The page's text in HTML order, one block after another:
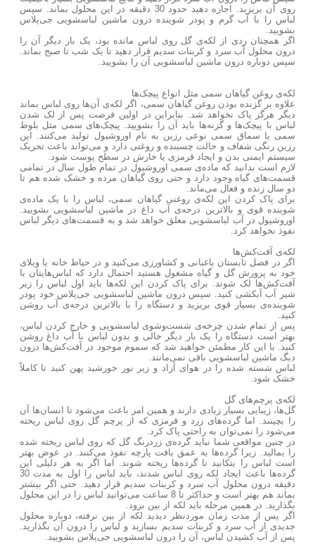
روی آن بریزید. اجازه دهید حدود 30 دقیقه در این محلول بماند. سپس
لباس را با آب گرم و پودر شوینده درون ماشین لباسشویی جی‌پلاس
بشویید.
اگر همچنان ردی از لکه‌ی گل روی لباس مانده بود، یک بار دیگر آن را
درون محلول آب سرد و کربنات سدیم قرار دهید تا یک شب تا صبح بماند.
سپس دوباره درون ماشین لباسشویی آن را بشویید.
لکه‌ی روغن گیاهان سمی مثل انواع پیچک‌ها
علاوه بر گزنده بودن روغن گیاهان سمی، اگر لکه‌ی آن‌ها روی لباس بماند
دیگر هرگز پاک نخواهد شد. بنابراین در اولین فرصت پس از لک شدن
لباس با پیچک‌ها و گزنه‌ها باید آن را بشویید. پیچک‌های سمی مثل بلوط
سمی یا سماق سمی نوعی رزین به نام اوروشیول تولید می‌کنند. این
رزین رنگی شفاف و حالت چسبنده و روغنی دارد و می‌تواند باعث تحریک
سیستم ایمنی بدن و ایجاد قرمزی یا خارش در سطح پوست شود.
لازم است بدانید که ماده‌ی سمی اوروشیول در تمام طول سال در تمامی
قسمت‌های گیاه وجود دارد و حتی روی گیاهان مرده و خشک شده هم تا
دو سال زنده و فعال می‌ماند.
برای پاک کردن این لکه‌ی روغنی گیاهان سمی، لباس را با یک ماده‌ی
شوینده قوی و بالاترین درجه‌ی آب داغ در ماشین لباسشویی بشویید.
اوروشیول در آب لباسشویی معلق خواهد شد و به قسمت‌های دیگر لباس
نفوذ نخواهد کرد.
لکه‌ی آفت‌کش‌ها
اگر در فصل تابستان باغبانی و کشاورزی می‌کنید و در حیاط خانه یا ویلای
خود به پرورش گل و گیاه مشغول هستید احتمال دارد که لباس‌هایتان با
آفت‌کش‌ها لک شوند. برای پاک کردن این لکه‌ها باید اول لباس را زیر
شیر آب آبکشی کنید. سپس درون ماشین لباسشویی جی‌پلاس خود پودر
شوینده‌ی بسیار قوی بریزید و دستگاه را با بالاترین درجه‌ی آب روشن
کنید.
پس از تمام شدن چرخه‌ی شست‌وشوی لباسشویی و خارج کردن لباس،
بهتر است دستگاه را یک بار دیگر خالی و بدون لباس با آب داغ روشن
کنید. با این کار مطمئن خواهید شد که سموم موجود در آفت‌کش‌ها درون
دیگ ماشین لباسشویی باقی نمی‌مانند.
لباس شسته شده را در هوای آزاد و زیر نور خورشید پهن کنید تا کاملاً
خشک شود.
لکه‌ی پرچم‌های گل
گل‌ها، زیبایی بسیار زیادی دارند و همین امر باعث می‌شود تا انسان‌ها آن
را بچینند. اما گرده‌های زرد و قرمزی که از پرچم گل روی لباس ریخته
می‌شود را نمی‌توان به راحتی پاک کرد.
در چنین مواقعی شما نباید گرده‌ی زردرنگ گل که روی لباس ریخته شده
را بمالید. زیرا گرده‌ها به عمق بافت پارچه نفوذ می‌کنند. در عوض بهتر
است لباس را بتکانید تا گرده‌ها ریخته شوند. اما اگر به هر دلیلی این
گرده‌ها باعث ایجاد لکه روی لباس شدند، باید لباس را اول به مدت 30
دقیقه درون محلول آب سرد و کربنات سدیم قرار دهید. حتی اگر بیشتر
بماند هم بهتر است و حداکثر تا 8 ساعت می‌توانید لباس را در این محلول
بگذارید. در همین مرحله باید لکه از بین برود.
اگر پس از مدت زمان موردنظر دیدید لکه از بین نرفته، دوباره محلول
جدیدی از آب سرد و کربنات سدیم بسازید و لباس را درون آن بگذارید.
پس از آب کشیدن لباس، آن را درون لباسشویی جی‌پلاس بشویید.